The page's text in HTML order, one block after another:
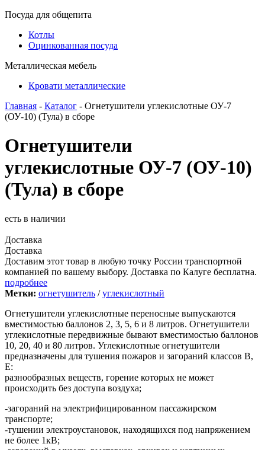
Посуда для общепита
Котлы
Оцинкованная посуда
Металлическая мебель
Кровати металлические
Главная - Каталог - Огнетушители углекислотные ОУ-7
(ОУ-10) (Тула) в сборе
Огнетушители
углекислотные ОУ-7 (ОУ-10)
(Тула) в сборе
есть в наличии
Доставка
Доставка
Доставим этот товар в любую точку России транспортной
компанией по вашему выбору. Доставка по Калуге бесплатна.
подробнее
Метки: огнетушитель /углекислотный
Огнетушители углекислотные переносные выпускаются
вместимостью баллонов 2, 3, 5, 6 и 8 литров. Огнетушители
углекислотные передвижные бывают вместимостью баллонов
10, 20, 40 и 80 литров. Углекислотные огнетушители
предназначены для тушения пожаров и загораний классов В,
Е:
разнообразных веществ, горение которых не может
происходить без доступа воздуха;
-загораний на электрифицированном пассажирском
транспорте;
-тушении электроустановок, находящихся под напряжением
не более 1кВ;